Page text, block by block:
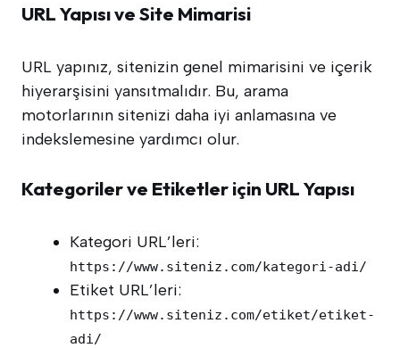
URL Yapısı ve Site Mimarisi
URL yapınız, sitenizin genel mimarisini ve içerik
hiyerarşisini yansıtmalıdır. Bu, arama
motorlarının sitenizi daha iyi anlamasına ve
indekslemesine yardımcı olur.
Kategoriler ve Etiketler için URL Yapısı
Kategori URL’leri:
https://www.siteniz.com/kategori-adi/
Etiket URL’leri:
https://www.siteniz.com/etiket/etiket-
adi/